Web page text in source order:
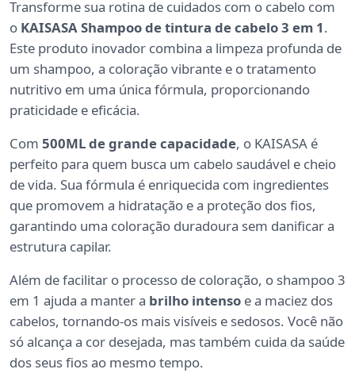
Transforme sua rotina de cuidados com o cabelo com
o KAISASA Shampoo de tintura de cabelo 3 em 1.
Este produto inovador combina a limpeza profunda de
um shampoo, a coloração vibrante e o tratamento
nutritivo em uma única fórmula, proporcionando
praticidade e eficácia.
Com 500ML de grande capacidade, o KAISASA é
perfeito para quem busca um cabelo saudável e cheio
de vida. Sua fórmula é enriquecida com ingredientes
que promovem a hidratação e a proteção dos fios,
garantindo uma coloração duradoura sem danificar a
estrutura capilar.
Além de facilitar o processo de coloração, o shampoo 3
em 1 ajuda a manter a brilho intenso e a maciez dos
cabelos, tornando-os mais visíveis e sedosos. Você não
só alcança a cor desejada, mas também cuida da saúde
dos seus fios ao mesmo tempo.